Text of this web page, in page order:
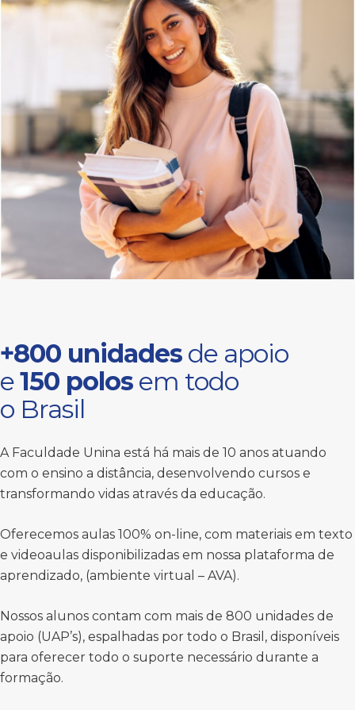
+800 unidades de apoio
e150 polos em todo
o Brasil
A Faculdade Unina está há mais de 10 anos atuando
com o ensino a distância, desenvolvendo cursos e
transformando vidas através da educação.
Oferecemos aulas 100% on-line, com materiais em texto
e videoaulas disponibilizadas em nossa plataforma de
aprendizado, (ambiente virtual – AVA).
Nossos alunos contam com mais de 800 unidades de
apoio (UAP’s), espalhadas por todo o Brasil, disponíveis
para oferecer todo o suporte necessário durante a
formação.